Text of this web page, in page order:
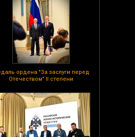
ордена "За заслуги перед
Отечеством" II степени